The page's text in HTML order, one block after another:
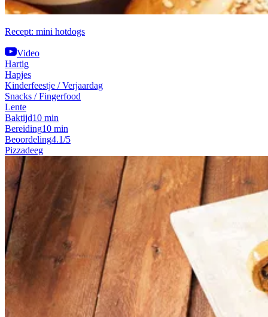
Recept: mini hotdogs
Video
Hartig
Hapjes
Kinderfeestje / Verjaardag
Snacks / Fingerfood
Lente
Baktijd10 min
Bereiding10 min
Beoordeling4.1/5
Pizzadeeg